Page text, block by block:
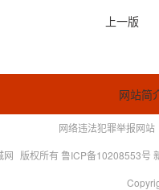
上一版
网站简
网络违法犯罪举报网站
网 版权所有 鲁ICP备10208553号